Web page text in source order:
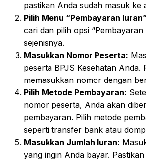
pastikan Anda sudah masuk ke
Pilih Menu “Pembayaran
cari dan pilih opsi “Pembayaran
sejenisnya.
Masukkan Nomor Peserta:
peserta BPJS Kesehatan Anda.
memasukkan nomor dengan
Pilih Metode Pembayaran:
nomor peserta, Anda akan
pembayaran. Pilih metode
seperti transfer bank atau
Masukkan Jumlah Iuran:
yang ingin Anda bayar.